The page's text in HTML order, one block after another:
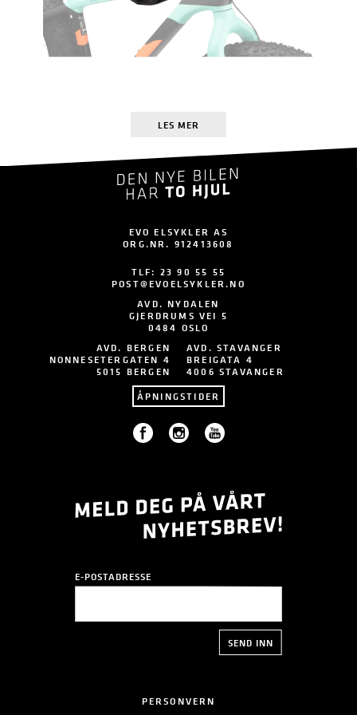
LES MER
EVO ELSYKLER AS
ORG.NR. 912413608
TLF: 23 90 55 55
POST@EVOELSYKLER.NO
AVD. NYDALEN
GJERDRUMS VEI 5
0484 OSLO
AVD. BERGEN
NONNESETERGATEN 4
5015 BERGEN
AVD. STAVANGER
BREIGATA 4
4006 STAVANGER
ÅPNINGSTIDER
E-POSTADRESSE
PERSONVERN